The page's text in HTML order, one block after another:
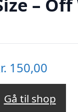
150,00
Gå til shop